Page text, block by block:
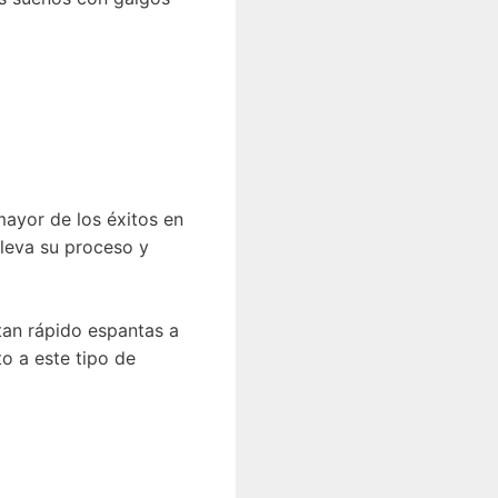
de los éxitos en
su proceso y
rápido espantas a
a este tipo de